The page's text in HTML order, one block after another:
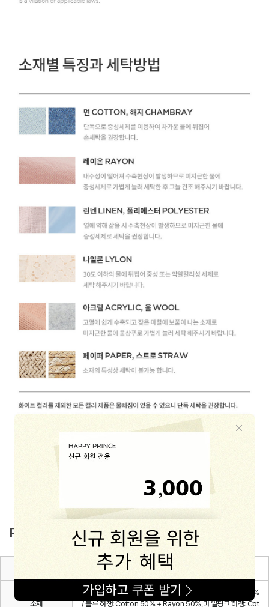
PRODUCT INFO
아기 모자
소재
겉감: Cotton 100% / 안감: Polyester 65% + Cotton 35%
/ 블루 하챙: Cotton 50% + Rayon 50%, 페일핑크 하챙: Cot